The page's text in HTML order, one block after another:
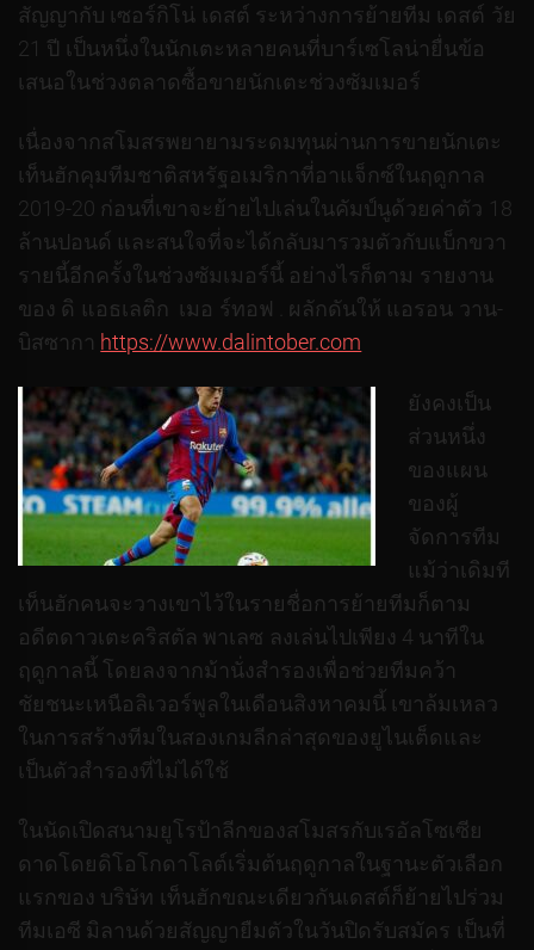
สัญญากับ เซอร์กิโน่ เดสต์ ระหว่างการย้ายทีม เดสต์ วัย
21 ปี เป็นหนึ่งในนักเตะหลายคนที่บาร์เซโลน่ายื่นข้อ
เสนอในช่วงตลาดซื้อขายนักเตะช่วงซัมเมอร์
เนื่องจากสโมสรพยายามระดมทุนผ่านการขายนักเตะ
เท็นฮักคุมทีมชาติสหรัฐอเมริกาที่อาแจ็กซ์ในฤดูกาล
2019-20 ก่อนที่เขาจะย้ายไปเล่นในคัมป์นูด้วยค่าตัว 18
ล้านปอนด์ และสนใจที่จะได้กลับมารวมตัวกับแบ็กขวา
รายนี้อีกครั้งในช่วงซัมเมอร์นี้ อย่างไรก็ตาม รายงาน
ของ ดิ แอธเลติก เมอ ร์ทอฟ . ผลักดันให้ แอรอน วาน-
บิสซากา https://www.dalintober.com
ยังคงเป็น
ส่วนหนึ่ง
ของแผน
ของผู้
จัดการทีม
แม้ว่าเดิมที
เท็นฮักคนจะวางเขาไว้ในรายชื่อการย้ายทีมก็ตาม
อดีตดาวเตะคริสตัล พาเลซ ลงเล่นไปเพียง 4 นาทีใน
ฤดูกาลนี้ โดยลงจากม้านั่งสํารองเพื่อช่วยทีมคว้า
ชัยชนะเหนือลิเวอร์พูลในเดือนสิงหาคมนี้ เขาล้มเหลว
ในการสร้างทีมในสองเกมลีกล่าสุดของยูไนเต็ดและ
เป็นตัวสํารองที่ไม่ได้ใช้
ในนัดเปิดสนามยูโรป้าลีกของสโมสรกับเรอัลโซเซีย
ดาดโดยดิโอโกดาโลต์เริ่มต้นฤดูกาลในฐานะตัวเลือก
แรกของ บริษัท เท็นฮักขณะเดียวกันเดสต์ก็ย้ายไปร่วม
ทีมเอซี มิลานด้วยสัญญายืมตัวในวันปิดรับสมัคร เป็นที่